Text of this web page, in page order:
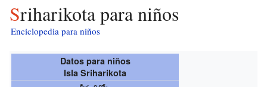
Sriharikota para niños
Enciclopedia para niños
Datos para niños
Isla Sriharikota